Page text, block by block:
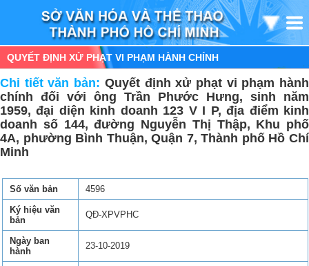
QUYẾT ĐỊNH XỬ PHẠT VI PHẠM HÀNH CHÍNH
Chi tiết văn bản: Quyết định xử phạt vi phạm hành
chính đối với ông Trần Phước Hưng, sinh năm
1959, đại diện kinh doanh 123 V I P, địa điểm kinh
doanh số 144, đường Nguyễn Thị Thập, Khu phố
4A, phường Bình Thuận, Quận 7, Thành phố Hồ Chí
Minh
Số văn bản
4596
Ký hiệu văn
bản
QĐ-XPVPHC
Ngày ban
hành
23-10-2019